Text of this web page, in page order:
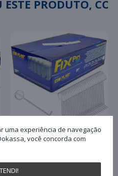
ESTE PRODUTO,
uma experiência de navegação
você concorda com